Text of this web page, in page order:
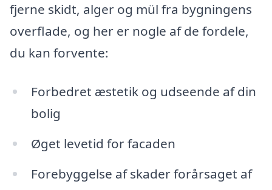
fjerne skidt, alger og mül fra bygningens
overflade, og her er nogle af de fordele,
du kan forvente:
Forbedret æstetik og udseende af din
bolig
Øget levetid for facaden
Forebyggelse af skader forårsaget af